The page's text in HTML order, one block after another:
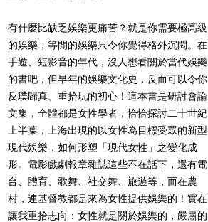
有什麼比缺乏娛樂更痛苦？就是你需要極高級
的娛樂，等閒的娛樂只令你覺得格外沉悶。在
手遊、短影音的年代，沒人想看關於當代娛樂
的書吧，但早年的娛樂文化史，反而可以令你
反璞歸真、重拾玩的初心！這本書是研討會論
文集，全體都是女性學者，恰恰探討二十世紀
上半葉，上海出現的以女性為目標受眾的新型
現代娛樂，如何形塑「現代女性」之變化成
形。電影戲劇報章雜誌這些不在話下，還有電
台、體育、歌舞、社交舞、旅遊等，而在農
村，連基督教都是來為女性提供娛樂的！實在
讓我重拾志向：女性就是關於娛樂的，嚴肅的